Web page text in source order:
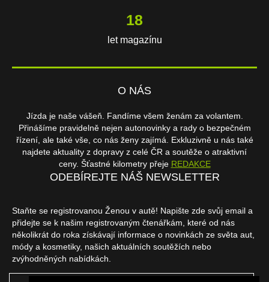
18
let magazínu
O NÁS
Jízda je naše vášeň. Fandíme všem ženám za volantem.
Přinášíme pravidelně nejen autonovinky a rady o bezpečném
řízení, ale také vše, co nás ženy zajímá. Exkluzivně u nás také
najdete aktuality z dopravy z celé ČR a soutěže o atraktivní
ceny. Šťastné kilometry přeje REDAKCE
ODEBÍREJTE NÁŠ NEWSLETTER
Staňte se registrovanou Ženou v autě! Napište zde svůj email a
přidejte se k našim registrovaným čtenářkám, které od nás
několikrát do roka získávají informace o novinkách ze světa aut,
módy a kosmetiky, našich aktuálních soutěžích nebo
zvýhodněných nabídkách.